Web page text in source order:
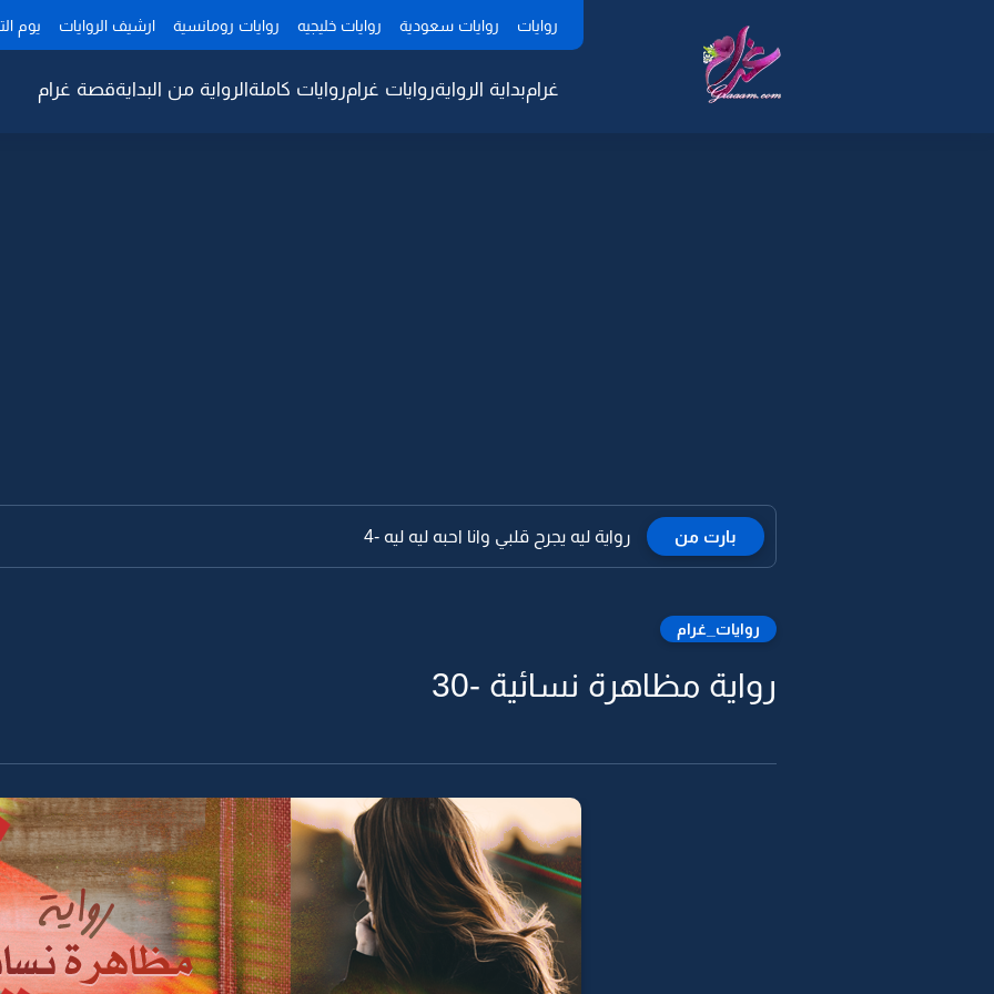
روايات روايات سعودية روايات خليجيه روايات رومانسية ارشيف الروايات يوم
غرامبداية الروايةروايات غرامروايات كاملةالرواية من البدايةقصة غرام
بارت من رواية ليه يجرح قلبي وانا احبه ليه ليه -4
روايات_غرام
رواية مظاهرة نسائية -30